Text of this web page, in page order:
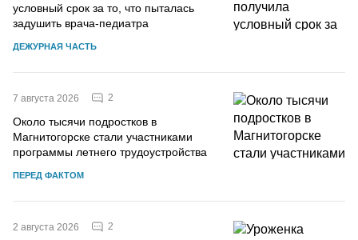
условный срок за то, что пыталась
задушить врача-педиатра
ДЕЖУРНАЯ ЧАСТЬ
7 августа 2026 2
Около тысячи подростков в
Магнитогорске стали участниками
программы летнего трудоустройства
ПЕРЕД ФАКТОМ
2 августа 2026 2